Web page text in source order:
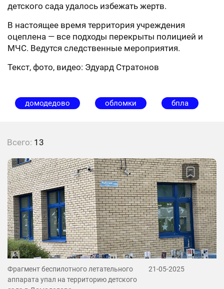
детского сада удалось избежать жертв.
В настоящее время территория учреждения
оцеплена — все подходы перекрыты полицией и
МЧС. Ведутся следственные мероприятия.
Текст, фото, видео: Эдуард Стратонов
домодедово обломки бпла
Всего: 13
Фрагмент беспилотного летательного
аппарата упал на территорию детского
21-05-2025